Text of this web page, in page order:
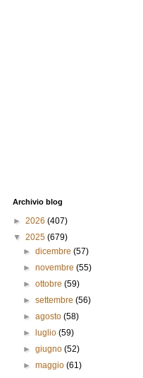
Archivio blog
► 2026 (407)
▼ 2025 (679)
►dicembre(57)
►novembre(55)
►ottobre(59)
►settembre(56)
►agosto(58)
►
luglio(59)
►giugno(52)
►maggio(61)